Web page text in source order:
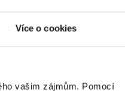
Více o cookies
vašim zájmům. Pomocí